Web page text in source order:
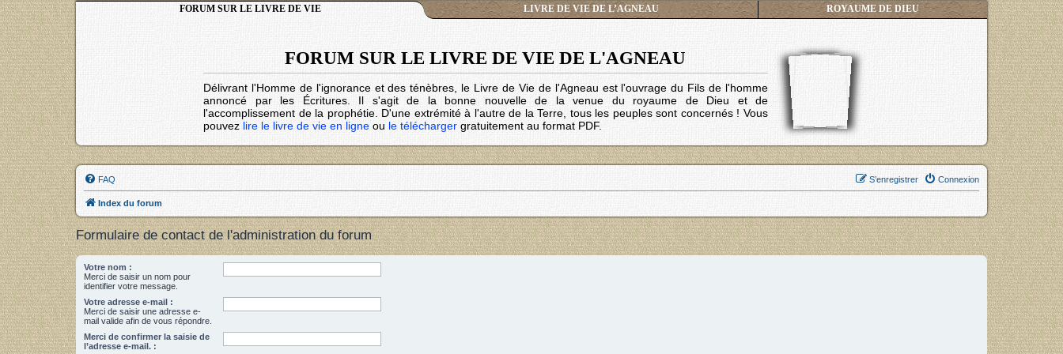
FORUM SUR LE LIVRE DE VIE LIVRE DE VIE DE L’AGNEAU ROYAUME DE DIEU
FORUM SUR LE LIVRE DE VIE DE L'AGNEAU
Délivrant l'Homme de l'ignorance et des ténèbres, le Livre de Vie de l'Agneau est l'ouvrage du Fils de l'homme
annoncé par les Écritures. Il s'agit de la bonne nouvelle de la venue du royaume de Dieu et de
l'accomplissement de la prophétie. D'une extrémité à l'autre de la Terre, tous les peuples sont concernés ! Vous
pouvez lire le livre de vie en ligne ou le télécharger gratuitement au format PDF.
FAQ Connexion
S’enregistrer
Index du forum
Formulaire de contact de l'administration du forum
Votre nom :
Merci de saisir un nom pour
identifier votre message.
Votre adresse e-mail :
Merci de saisir une adresse e-
mail valide afin de vous répondre.
Merci de confirmer la saisie de
l’adresse e-mail. :